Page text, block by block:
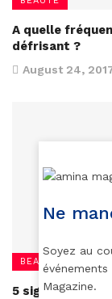
A quelle
défrisant ?
August 24,
BEAUTÉ
5 signes qui
Ne
Soyez au
Magazine.